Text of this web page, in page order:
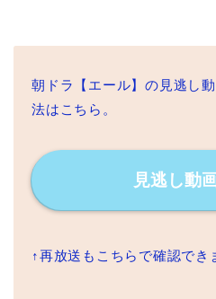
朝ドラ【エール】の見逃し
法はこちら。
見逃し動
↑再放送もこちらで確認でき